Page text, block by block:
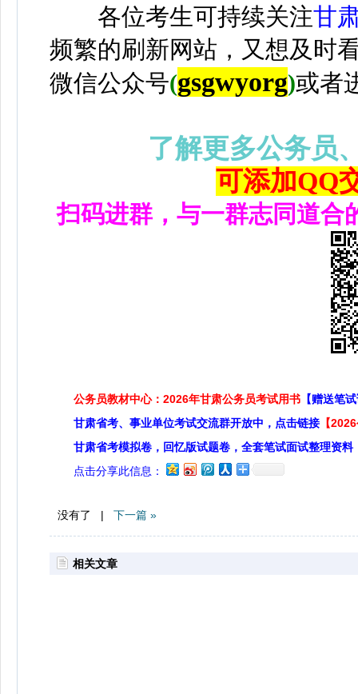
各位考生可持续关注甘
频繁的刷新网站，又想及时
微信公众号(gsgwyorg)或者
了解更多公务员
可添加QQ
扫码进群，与一群志同道合
公务员教材中心：2026年甘肃公务员考试用书 【赠送笔
甘肃省考、事业单位考试交流群开放中，点击链接 【
甘肃省考模拟卷，回忆版试题卷，全套笔试面试整理资料
点击分享此信息：
没有了 | 下一篇 »
相关文章